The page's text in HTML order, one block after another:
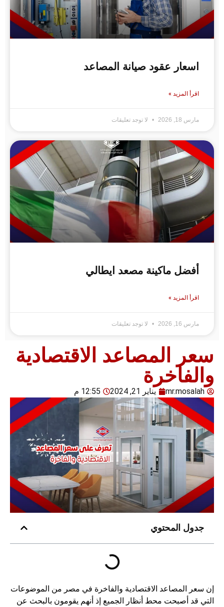
اسعار عقود صيانة المصاعد
اقرأ المزيد »
مارس 18, 2026 لا توجد تعليقات
أفضل ماكينة مصعد ايطالي
اقرأ المزيد »
مارس 16, 2026 لا توجد تعليقات
سعر المصاعد الاقتصادية
والفاخرة
mr.mosalah يناير 21, 2024 12:55 م
جدول المحتوي
إن سعر المصاعد الاقتصادية والفاخرة في مصر من الموضوعات
التي قد أصبحت محط أنظار الجميع إذ أنهم يقومون بالبحث عن